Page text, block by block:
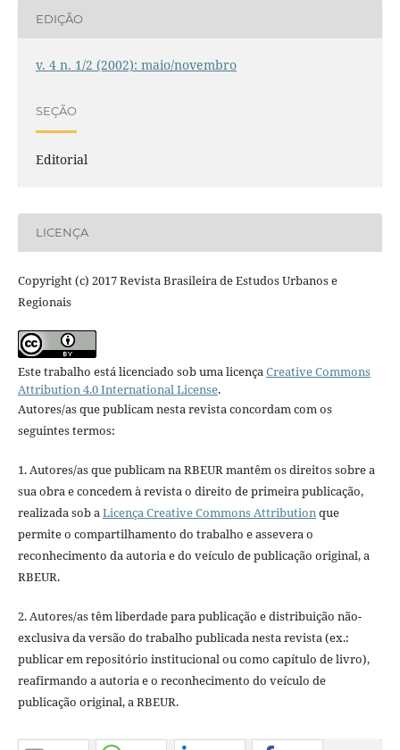
EDIÇÃO
v. 4 n. 1/2 (2002): maio/novembro
SEÇÃO
Editorial
LICENÇA
Copyright (c) 2017 Revista Brasileira de Estudos Urbanos e
Regionais
Este trabalho está licenciado sob uma licençaCreative Commons
Attribution 4.0 International License.
Autores/as que publicam nesta revista concordam com os
seguintes termos:
1. Autores/as que publicam na RBEUR mantêm os direitos sobre a
sua obra e concedem à revista o direito de primeira publicação,
realizada sob aLicença Creative Commons Attributionque
permite o compartilhamento do trabalho e assevera o
reconhecimento da autoria e do veículo de publicação original, a
RBEUR.
2. Autores/as têm liberdade para publicação e distribuição não-
exclusiva da versão do trabalho publicada nesta revista (ex.:
publicar em repositório institucional ou como capítulo de livro),
reafirmando a autoria e o reconhecimento do veículo de
publicação original, a RBEUR.